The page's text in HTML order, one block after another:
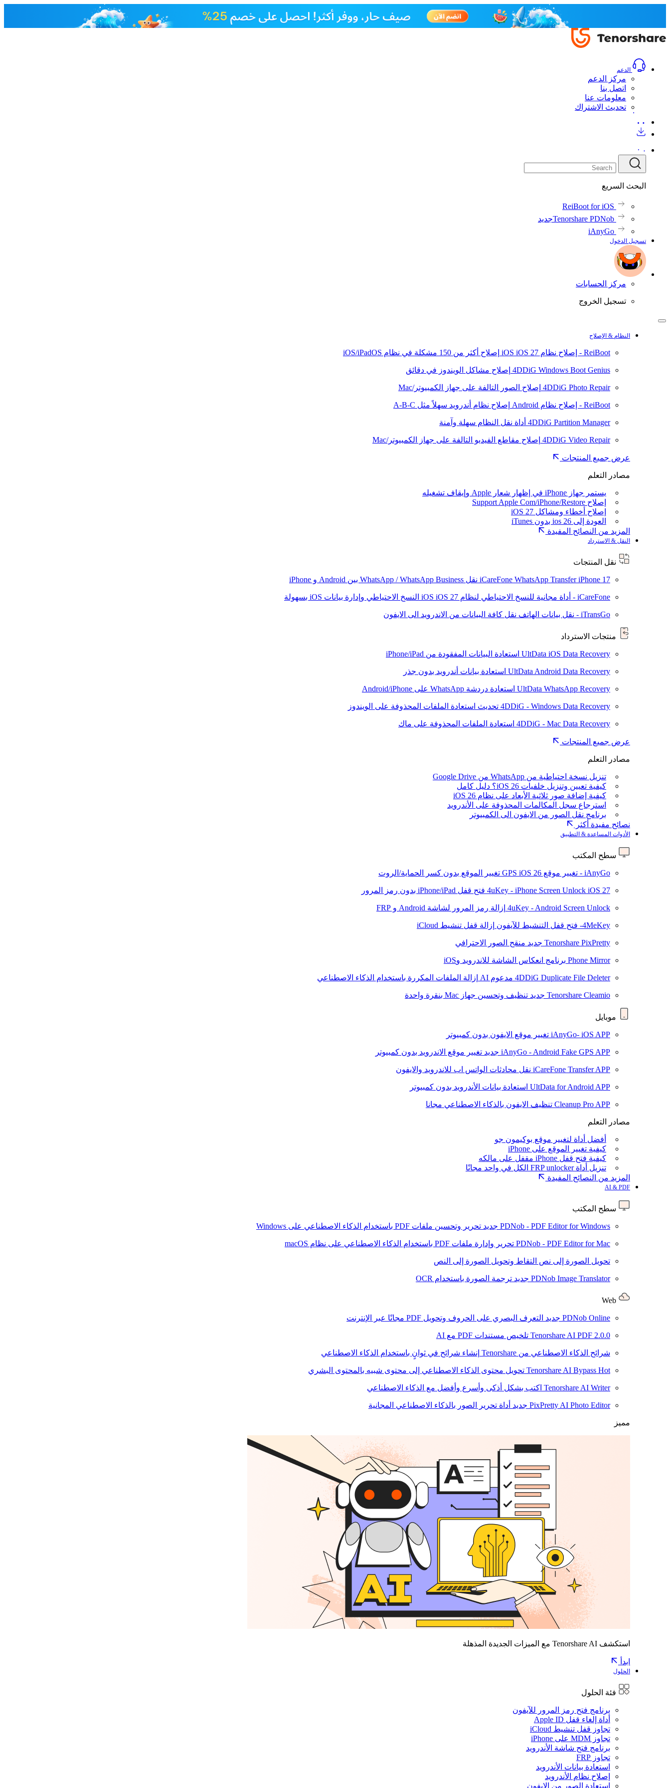
الدعم
مركز الدعم
اتصل بنا
معلومات عنا
تحديث الاشتراك
البحث السريع
ReiBoot for iOS
Tenorshare PDNobجديد
iAnyGo
تسجيل الدخول
مركز الحسابات
تسجيل الخروج
النظام & الإصلاح
ReiBoot - إصلاح نظام iOS iOS 27 إصلاح أكثر من 150 مشكلة في نظام iOS/iPadOS
4DDiG Windows Boot Genius إصلاح مشاكل الويندوز في دقائق
4DDiG Photo Repair إصلاح الصور التالفة على جهاز الكمبيوتر/Mac
ReiBoot - إصلاح نظام Android إصلاح نظام أندرويد سهلاً مثل A-B-C
4DDiG Partition Manager أداة نقل النظام سهلة وآمنة
4DDiG Video Repair إصلاح مقاطع الفيديو التالفة على جهاز الكمبيوتر/Mac
عرض جميع المنتجات
مصادر التعلم
يستمر جهاز iPhone في إظهار شعار Apple وإيقاف تشغيله
إصلاح Support Apple Com/iPhone/Restore
إصلاح أخطاء ومشاكل iOS 27
العودة إلى ios 26 بدون iTunes
المزيد من النصائح المفيدة
النقل & الاسترداد
نقل المنتجات
iCareFone WhatsApp TransferiPhone 17 نقل WhatsApp / WhatsApp Business بين Android و iPhone
iCareFone - أداة مجانية للنسخ الاحتياطي لنظام iOS iOS 27 النسخ الاحتياطي وإدارة بيانات iOS بسهولة
iTransGo - نقل بيانات الهاتف نقل كافة البيانات من الاندرويد الى الايفون
منتجات الاسترداد
UltData iOS Data Recovery استعادة البيانات المفقودة من iPhone/iPad
UltData Android Data Recovery استعادة بيانات أندرويد بدون جذر
UltData WhatsApp Recovery استعادة دردشة WhatsApp على Android/iPhone
4DDiG - Windows Data Recovery تحديث استعادة الملفات المحذوفة على الويندوز
4DDiG - Mac Data Recovery استعادة الملفات المحذوفة على ماك
عرض جميع المنتجات
مصادر التعلم
تنزيل نسخة احتياطية من WhatsApp من Google Drive
كيفية تعيين وتنزيل خلفيات iOS 26؟ دليل كامل
كيفية إضافة صور ثلاثية الأبعاد على نظام iOS 26
استرجاع سجل المكالمات المحذوفة على الأندرويد
برنامج نقل الصور من الايفون الى الكمبيوتر
نصائح مفيدة أكثر
الأدوات المساعدة & التطبيق
سطح المكتب
iAnyGo - تغيير موقع GPS iOS 26 تغيير الموقع بدون كسر الحماية/الروت
4uKey - iPhone Screen Unlock iOS 27 فتح قفل iPhone/iPad بدون رمز المرور
4uKey - Android Screen Unlock إزالة رمز المرور لشاشة Android و FRP
4MeKey- فتح قفل التنشيط للآيفون إزالة قفل تنشيط iCloud
Tenorshare PixPretty جديد منقح الصور الاحترافي
Phone Mirror برنامج انعكاس الشاشة للاندرويد وiOS
4DDiG Duplicate File Deleter مدعوم AI إزالة الملفات المكررة باستخدام الذكاء الاصطناعي
Tenorshare Cleamio جديد تنظيف وتحسين جهاز Mac بنقرة واحدة
موبايل
iAnyGo- iOS APP تغيير موقع الايفون بدون كمبيوتر
iAnyGo - Android Fake GPS APP جديد تغيير موقع الاندرويد بدون كمبيوتر
iCareFone Transfer APP نقل محادثات الواتس اب للاندرويد والايفون
UltData for Android APP استعادة بيانات الأندرويد بدون كمبيوتر
Cleanup Pro APP تنظيف الايفون بالذكاء الاصطناعي مجانا
مصادر التعلم
أفضل أداة لتغيير موقع بوكيمون جو
كيفية تغيير الموقع على iPhone
كيفية فتح قفل iPhone مقفل على مالكه
تنزيل أداة FRP unlocker الكل في واحد مجانًا
المزيد من النصائح المفيدة
AI & PDF
سطح المكتب
PDNob - PDF Editor for Windows جديد تحرير وتحسين ملفات PDF باستخدام الذكاء الاصطناعي على Windows
PDNob - PDF Editor for Mac تحرير وإدارة ملفات PDF باستخدام الذكاء الاصطناعي على نظام macOS
تحويل الصورة إلى نص التقاط وتحويل الصورة إلى النص
PDNob Image Translator جديد ترجمة الصورة باستخدام OCR
PDNob Online جديد التعرف البصري على الحروف وتحويل PDF مجانًا عبر الإنترنت
Tenorshare AI PDF 2.0.0 تلخيص مستندات PDF مع AI
شرائح الذكاء الاصطناعي من Tenorshare إنشاء شرائح في ثوانٍ باستخدام الذكاء الاصطناعي
Tenorshare AI Bypass Hot تحويل محتوى الذكاء الاصطناعي إلى محتوى شبيه بالمحتوى البشري
Tenorshare AI Writer اكتب بشكل أذكى وأسرع وأفضل مع الذكاء الاصطناعي
PixPretty AI Photo Editor جديد أداة تحرير الصور بالذكاء الاصطناعي المجانية
مميز
استكشف Tenorshare AI مع الميزات الجديدة المذهلة
ابدأ
الحلول
فئة الحلول
برنامج فتح رمز المرور للآيفون
أداة إلغاء قفل Apple ID
تجاوز قفل تنشيط iCloud
تجاوز MDM على iPhone
برنامج فتح شاشة الأندرويد
تجاوز FRP
استعادة بيانات الأندرويد
إصلاح نظام الأندرويد
استعادة الصور من الايفون